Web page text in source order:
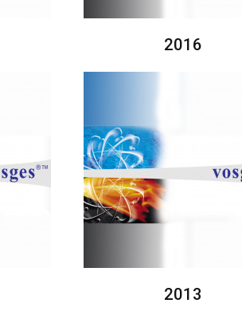
2016
2013